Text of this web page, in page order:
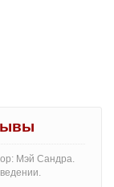
Мэй Сандра.